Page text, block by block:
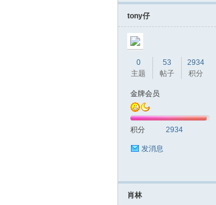
tony仔
0
主题
53
帖子
2934
积分
金牌会员
积分 2934
发消息
肖林